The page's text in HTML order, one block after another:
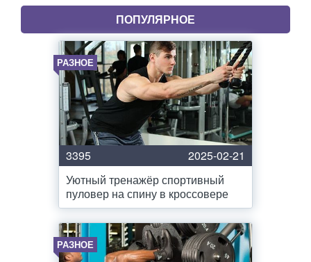
ПОПУЛЯРНОЕ
РАЗНОЕ
3395
2025-02-21
Уютный тренажёр спортивный
пуловер на спину в кроссовере
РАЗНОЕ